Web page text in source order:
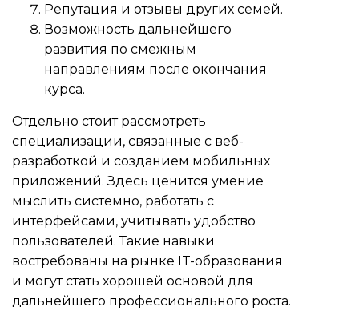
Репутация и отзывы других семей.
Возможность дальнейшего
развития по смежным
направлениям после окончания
курса.
Отдельно стоит рассмотреть
специализации, связанные с веб-
разработкой и созданием мобильных
приложений. Здесь ценится умение
мыслить системно, работать с
интерфейсами, учитывать удобство
пользователей. Такие навыки
востребованы на рынке IT-образования
и могут стать хорошей основой для
дальнейшего профессионального роста.